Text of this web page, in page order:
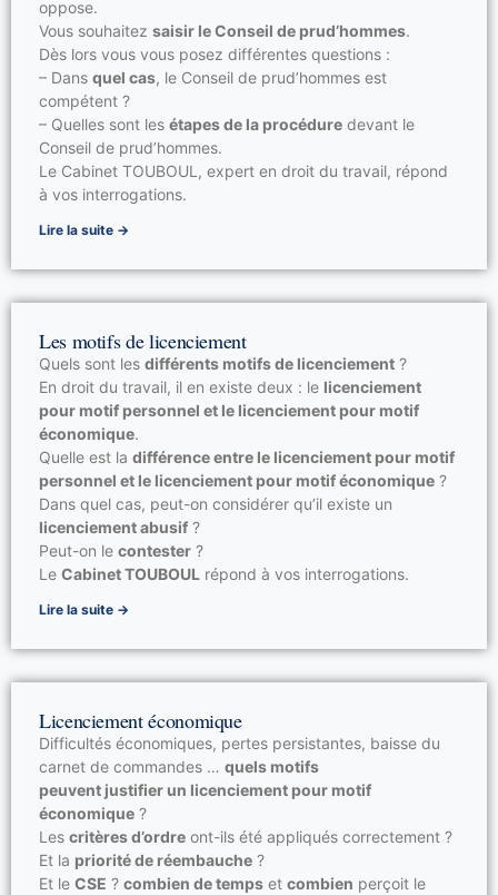
Licenciement pour motif personnel
oppose.
Vous souhaitez saisir le Conseil de prud’hommes.
Dès lors vous vous posez différentes questions :
– Dans quel cas, le Conseil de prud’hommes est
compétent ?
– Quelles sont les étapes de la procédure devant le
Conseil de prud’hommes.
Le Cabinet TOUBOUL, expert en droit du travail, répond
à vos interrogations.
Lire la suite →
Les motifs de licenciement
Quels sont les différents motifs de licenciement ?
En droit du travail, il en existe deux : le licenciement
pour motif personnel et le licenciement pour motif
économique.
Quelle est la différence entre le licenciement pour motif
personnel et le licenciement pour motif économique ?
Dans quel cas, peut-on considérer qu’il existe un
licenciement abusif ?
Peut-on le contester ?
Le Cabinet TOUBOUL répond à vos interrogations.
Lire la suite →
Licenciement économique
Difficultés économiques, pertes persistantes, baisse du
carnet de commandes … quels motifs
peuvent justifier un licenciement pour motif
économique ?
Les critères d’ordre ont-ils été appliqués correctement ?
Et la priorité de réembauche ?
Et le CSE ? combien de temps et combien perçoit le